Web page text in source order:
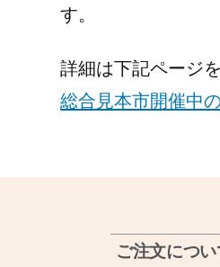
す。
詳細は下記ページ
総合見本市開催中
ご注文につい